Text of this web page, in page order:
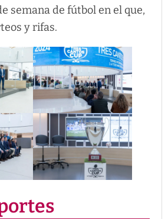
semana de fútbol en el que,
y rifas.